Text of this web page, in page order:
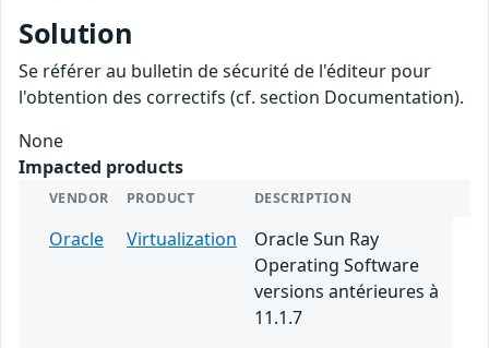
Solution
Se référer au bulletin de sécurité de l'éditeur pour
l'obtention des correctifs (cf. section Documentation).
None
Impacted products
VENDOR PRODUCT DESCRIPTION
Oracle Virtualization
Oracle Sun Ray
Operating Software
versions antérieures à
11.1.7